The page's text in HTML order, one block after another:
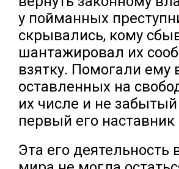
у пойманных
скрывались, кому
шантажировал их
взятку. Помогали ему
оставленных на
их числе и не
первый его
Эта его деятельность